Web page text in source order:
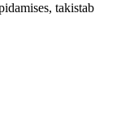
takistab